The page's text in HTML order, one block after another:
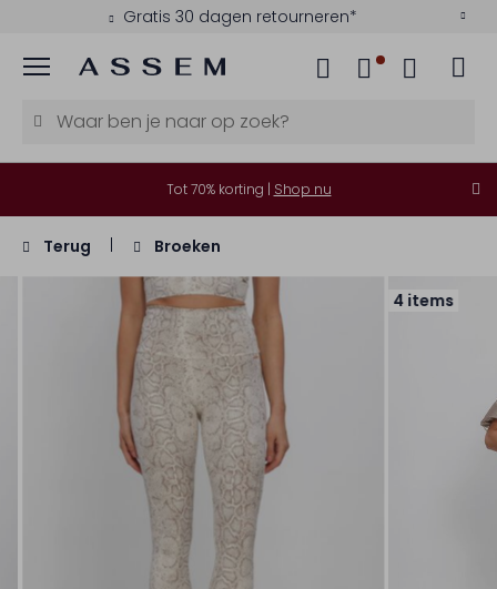
Gratis 30 dagen retourneren*
Menu
Tot 70% korting | Shop nu
Terug Broeken
4 items